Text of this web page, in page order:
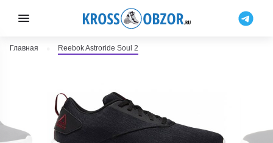
Главная Reebok Astroride Soul 2